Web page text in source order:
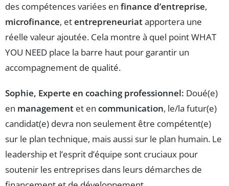
des compétences variées en finance d’entreprise,
microfinance, etentrepreneuriatapportera une
réelle valeur ajoutée. Cela montre à quel point WHAT
YOU NEED place la barre haut pour garantir un
accompagnement de qualité.
Sophie, Experte en coaching professionnel: Doué(e)
en management et en communication, le/la futur(e)
candidat(e) devra non seulement être compétent(e)
sur le plan technique, mais aussi sur le plan humain. Le
leadership et l’esprit d’équipe sont cruciaux pour
soutenir les entreprises dans leurs démarches de